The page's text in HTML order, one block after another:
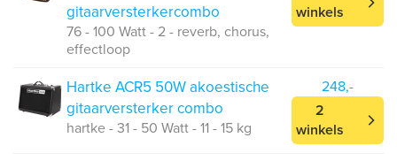
gitaarversterkercombo
76 - 100 Watt - 2 - reverb, chorus,
effectloop
winkels
Hartke ACR5 50W akoestische
gitaarversterker combo
hartke - 31 - 50 Watt - 11 - 15 kg
248,-
2
winkels